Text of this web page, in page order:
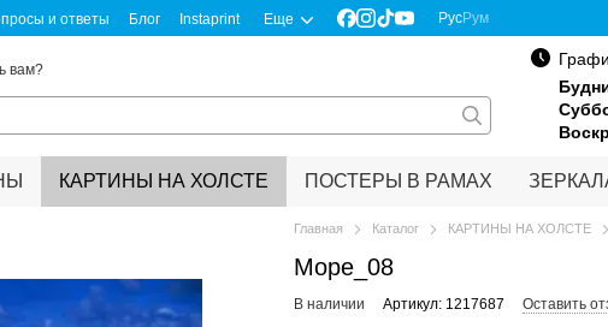
и ответы Блог Instaprint Еще РусРум
вам?
КАРТИНЫ НА ХОЛСТЕ ПОСТЕРЫ В РАМАХ
Главная Каталог КАРТИНЫ НА ХОЛСТЕ
Море_08
В наличии Артикул: 1217687 Оставить